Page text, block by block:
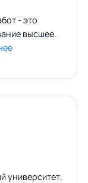
- это
высшее.
университет.